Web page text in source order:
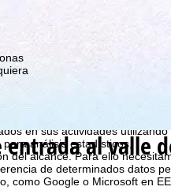
en sus actividades utilizando
análisis estadísticos,
del alcance. Para ello
de determinados datos
como Google o Microsoft en
entrada al valle